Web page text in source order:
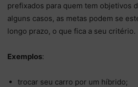
prefixados para quem tem objetivos
alguns casos, as metas podem se
longo prazo, o que fica a seu critério.
Exemplos:
trocar seu carro por um híbrido;